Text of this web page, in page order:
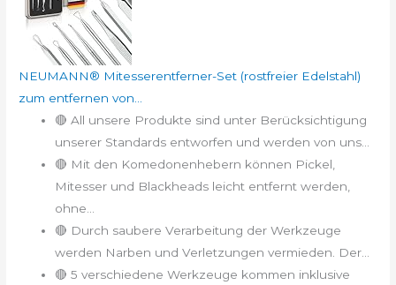
NEUMANN® Mitesserentferner-Set (rostfreier Edelstahl)
zum entfernen von...
🔴 All unsere Produkte sind unter Berücksichtigung
unserer Standards entworfen und werden von uns...
🔴 Mit den Komedonenhebern können Pickel,
Mitesser und Blackheads leicht entfernt werden,
ohne...
🔴 Durch saubere Verarbeitung der Werkzeuge
werden Narben und Verletzungen vermieden. Der...
🔴 5 verschiedene Werkzeuge kommen inklusive